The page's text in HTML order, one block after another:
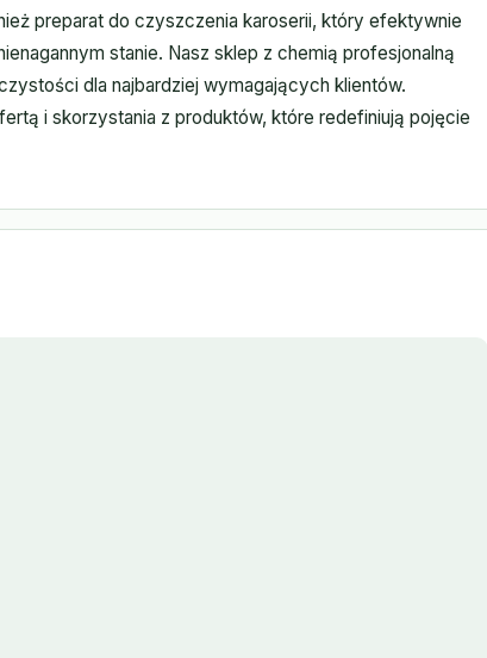
preparat do czyszczenia karoserii, który efektywnie
stanie. Nasz sklep z chemią profesjonalną
dla najbardziej wymagających klientów.
i skorzystania z produktów, które redefiniują pojęcie